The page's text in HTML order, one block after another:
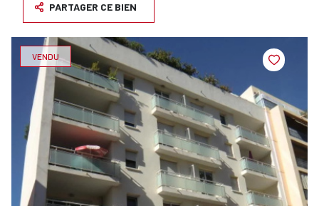
PARTAGER CE BIEN
VENDU